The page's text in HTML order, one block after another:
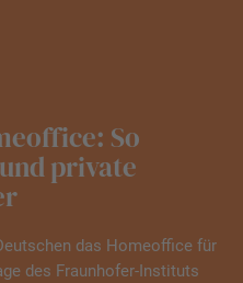
So
private
das Homeoffice für
des Fraunhofer-Instituts